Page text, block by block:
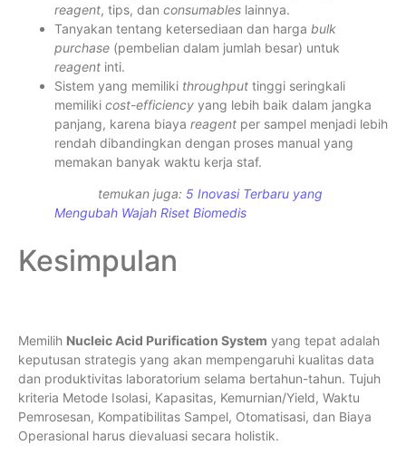
reagent, tips, dan consumables lainnya.
Tanyakan tentang ketersediaan dan harga bulk
purchase (pembelian dalam jumlah besar) untuk
reagent inti.
Sistem yang memiliki throughput tinggi seringkali
memiliki cost-efficiency yang lebih baik dalam jangka
panjang, karena biaya reagent per sampel menjadi lebih
rendah dibandingkan dengan proses manual yang
memakan banyak waktu kerja staf.
temukan juga: 5 Inovasi Terbaru yang
Mengubah Wajah Riset Biomedis
Kesimpulan
Memilih Nucleic Acid Purification System yang tepat adalah
keputusan strategis yang akan mempengaruhi kualitas data
dan produktivitas laboratorium selama bertahun-tahun. Tujuh
kriteria Metode Isolasi, Kapasitas, Kemurnian/Yield, Waktu
Pemrosesan, Kompatibilitas Sampel, Otomatisasi, dan Biaya
Operasional harus dievaluasi secara holistik.